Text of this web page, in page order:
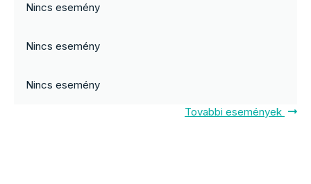
Nincs esemény
Nincs esemény
Nincs esemény
Tovabbi események